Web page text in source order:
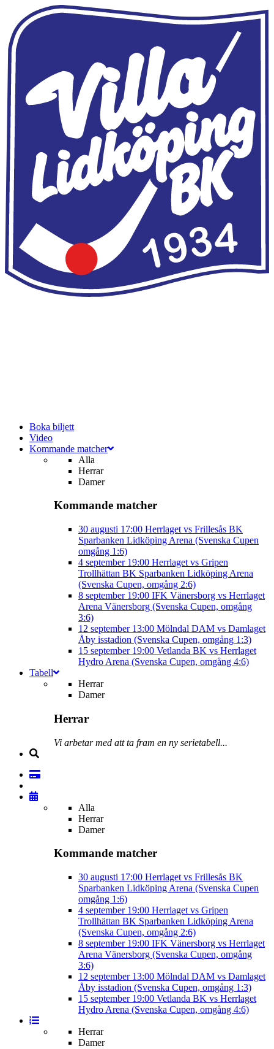
Boka biljett
Video
Kommande matcher
Alla
Herrar
Damer
Kommande matcher
30 augusti 17:00 Herrlaget vs Frillesås BK
Sparbanken Lidköping Arena (Svenska Cupen
omgång 1:6)
4 september 19:00 Herrlaget vs Gripen
Trollhättan BK Sparbanken Lidköping Arena
(Svenska Cupen, omgång 2:6)
8 september 19:00 IFK Vänersborg vs Herrlaget
Arena Vänersborg (Svenska Cupen, omgång
3:6)
12 september 13:00 Mölndal DAM vs Damlaget
Åby isstadion (Svenska Cupen, omgång 1:3)
15 september 19:00 Vetlanda BK vs Herrlaget
Hydro Arena (Svenska Cupen, omgång 4:6)
Tabell
Herrar
Damer
Herrar
Vi arbetar med att ta fram en ny serietabell...
Alla
Herrar
Damer
Kommande matcher
30 augusti 17:00 Herrlaget vs Frillesås BK
Sparbanken Lidköping Arena (Svenska Cupen
omgång 1:6)
4 september 19:00 Herrlaget vs Gripen
Trollhättan BK Sparbanken Lidköping Arena
(Svenska Cupen, omgång 2:6)
8 september 19:00 IFK Vänersborg vs Herrlaget
Arena Vänersborg (Svenska Cupen, omgång
3:6)
12 september 13:00 Mölndal DAM vs Damlaget
Åby isstadion (Svenska Cupen, omgång 1:3)
15 september 19:00 Vetlanda BK vs Herrlaget
Hydro Arena (Svenska Cupen, omgång 4:6)
Herrar
Damer